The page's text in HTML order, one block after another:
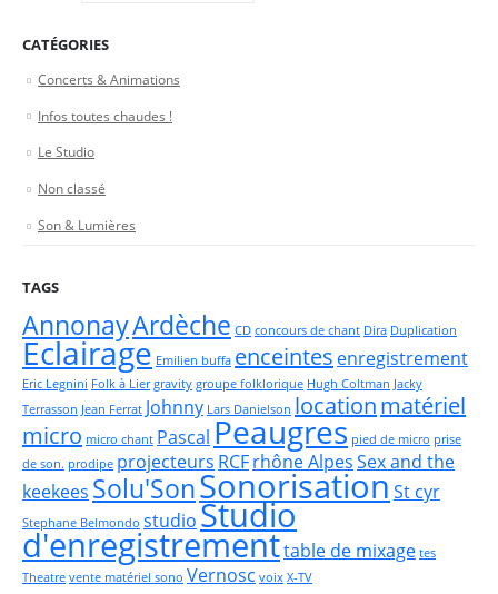
CATÉGORIES
Concerts & Animations
Infos toutes chaudes !
Le Studio
Non classé
Son & Lumières
TAGS
AnnonayArdèche CD concours de chant Dira Duplication
Eclairage Emilien buffa enceintes enregistrement
Eric Legnini Folk à Lier gravity groupe folklorique Hugh Coltman Jacky
Terrasson Jean Ferrat Johnny Lars Danielson locationmatériel
micro micro chant Pascal Peaugres pied de micro prise
de son. prodipe projecteurs RCFrhône AlpesSex and the
keekees Solu'SonSonorisationSt cyr
Stephane Belmondo studioStudio
d'enregistrementtable de mixage tes
Theatre vente matériel sono Vernosc voix X-TV